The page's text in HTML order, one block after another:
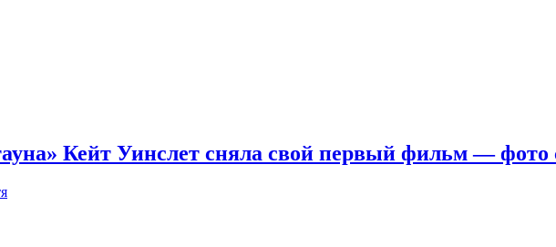
Кейт Уинслет сняла свой первый фильм — фото